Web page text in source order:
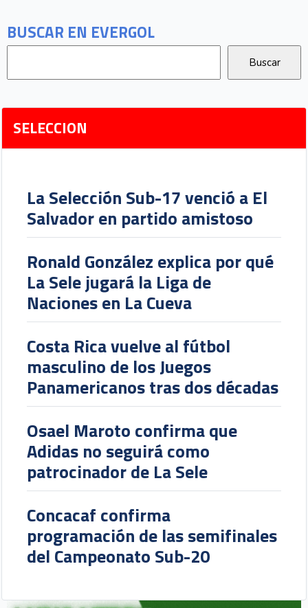
BUSCAR EN EVERGOL
SELECCION
La Selección Sub-17 venció a El
Salvador en partido amistoso
Ronald González explica por qué
La Sele jugará la Liga de
Naciones en La Cueva
Costa Rica vuelve al fútbol
masculino de los Juegos
Panamericanos tras dos décadas
Osael Maroto confirma que
Adidas no seguirá como
patrocinador de La Sele
Concacaf confirma
programación de las semifinales
del Campeonato Sub-20